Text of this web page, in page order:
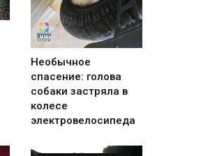
Необычное
спасение: голова
собаки застряла в
колесе
электровелосипеда